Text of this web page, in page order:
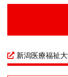
新潟医療福祉